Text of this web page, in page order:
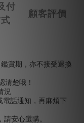
付
顧客評價
賞期，亦不接受退換
清楚哦！
況
話通知，再麻煩下
安心選購。